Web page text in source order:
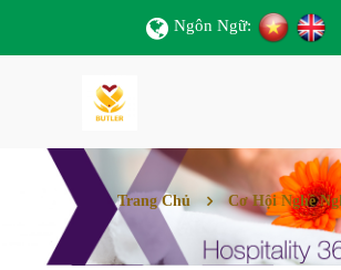
Ngôn Ngữ:
Trang Chủ Cơ Hội Nghề